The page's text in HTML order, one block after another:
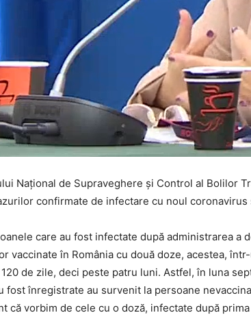
Naţional de Supraveghere şi Control al Bolilor
confirmate de infectare cu noul
care au fost infectate după administrarea
vaccinate în România cu două doze, acestea,
de zile, deci peste patru luni. Astfel, în luna
fost înregistrate au survenit la persoane
că vorbim de cele cu o doză, infectate după